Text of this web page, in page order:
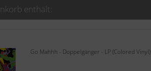
enthält:
Go Mahhh - Doppelgänger - LP (Colored Vinyl)